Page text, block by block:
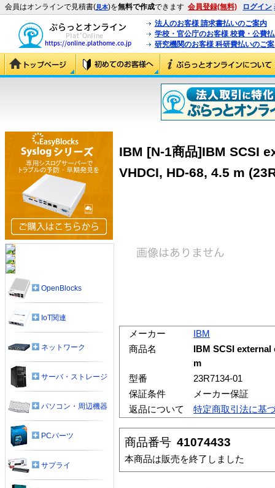
会員はオンラインで見積書(見本)を無料で作成できます 会員登録(無料) ログイン
法人のお客様 請求書払いのご案内
学校・官公庁のお客様 校費・公費
研究機関のお客様 科研費払いのご
IBM [N-1商品]IBM SCSI
VHDCI, HD-68, 4.5 m
メーカー
IBM
商品名
IBM SCSI
m
型番
23R7134-01
保証条件
メーカー保証
返品について
特定商取引法に基
商品番号 41074433
本商品は販売を終了しました
OpenBlocks
IoT関連
ネットワーク
サーバ・ストレージ
パソコン・周辺機器
PCパーツ
サプライ